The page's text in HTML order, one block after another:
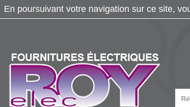
En poursuivant votre navigation sur ce site,